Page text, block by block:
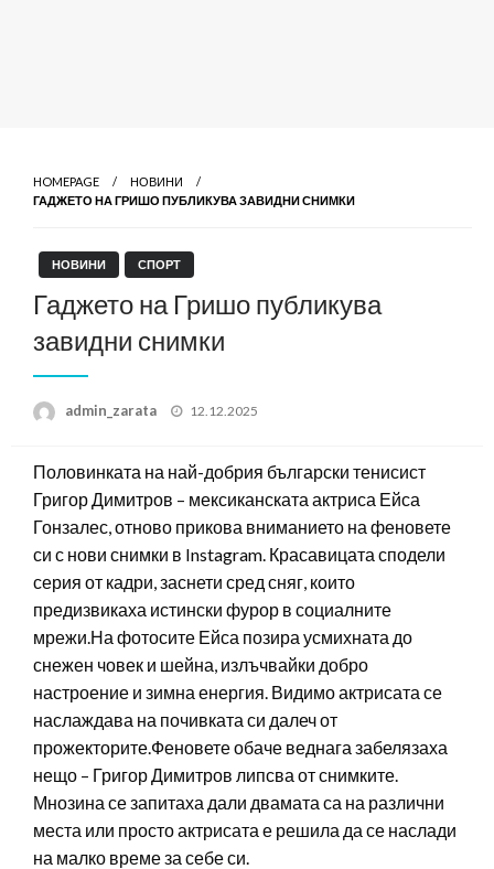
HOMEPAGE
НОВИНИ
ГАДЖЕТО НА ГРИШО ПУБЛИКУВА ЗАВИДНИ СНИМКИ
НОВИНИ СПОРТ
Гаджето на Гришо публикува
завидни снимки
admin_zarata
Posted
12.12.2025
Половинката на най-добрия български тенисист
Григор Димитров – мексиканската актриса Ейса
Гонзалес, отново прикова вниманието на феновете
си с нови снимки в Instagram. Красавицата сподели
серия от кадри, заснети сред сняг, които
предизвикаха истински фурор в социалните
мрежи.На фотосите Ейса позира усмихната до
снежен човек и шейна, излъчвайки добро
настроение и зимна енергия. Видимо актрисата се
наслаждава на почивката си далеч от
прожекторите.Феновете обаче веднага забелязаха
нещо – Григор Димитров липсва от снимките.
Мнозина се запитаха дали двамата са на различни
места или просто актрисата е решила да се наслади
на малко време за себе си.